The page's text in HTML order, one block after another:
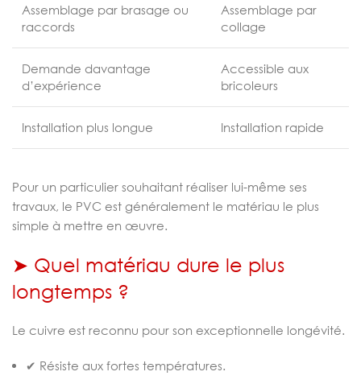
Assemblage par brasage ou
raccords
Assemblage par
collage
Demande davantage
d’expérience
Accessible aux
bricoleurs
Installation plus longue Installation rapide
Pour un particulier souhaitant réaliser lui-même ses
travaux, le PVC est généralement le matériau le plus
simple à mettre en œuvre.
➤ Quel matériau dure le plus
longtemps ?
Le cuivre est reconnu pour son exceptionnelle longévité.
✔ Résiste aux fortes températures.